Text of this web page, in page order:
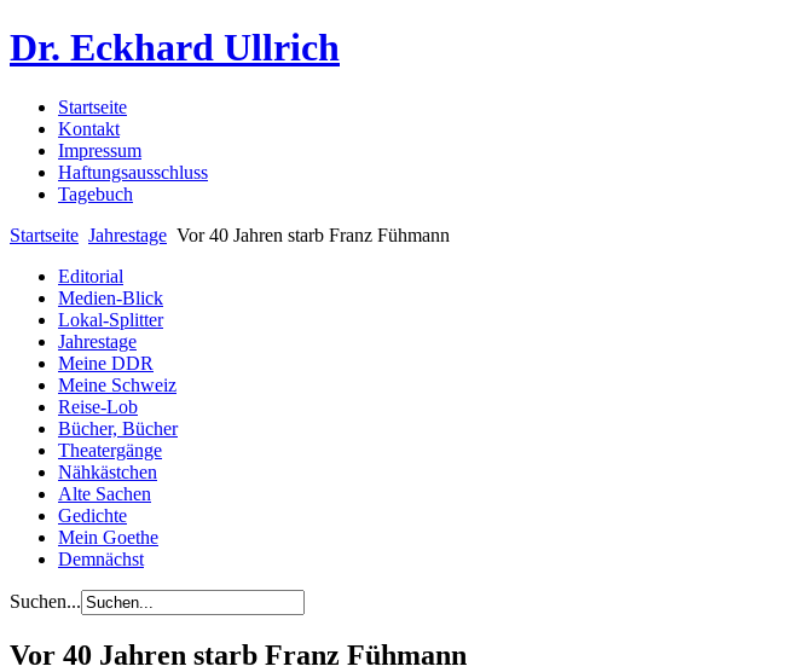
Dr. Eckhard Ullrich
Startseite
Kontakt
Impressum
Haftungsausschluss
Tagebuch
Startseite Jahrestage Vor 40 Jahren starb Franz Fühmann
Editorial
Medien-Blick
Lokal-Splitter
Jahrestage
Meine DDR
Meine Schweiz
Reise-Lob
Bücher, Bücher
Theatergänge
Nähkästchen
Alte Sachen
Gedichte
Mein Goethe
Demnächst
Suchen...
Vor 40 Jahren starb Franz Fühmann